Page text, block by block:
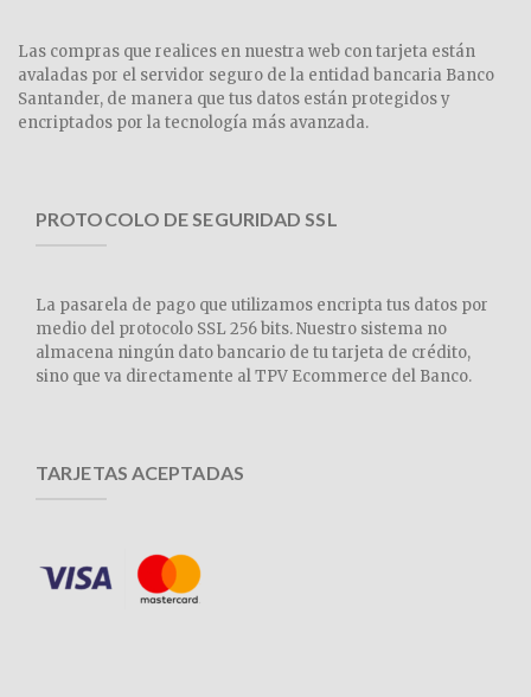
Las compras que realices en nuestra web con tarjeta están
avaladas por el servidor seguro de la entidad bancaria Banco
Santander, de manera que tus datos están protegidos y
encriptados por la tecnología más avanzada.
PROTOCOLO DE SEGURIDAD SSL
La pasarela de pago que utilizamos encripta tus datos por
medio del protocolo SSL 256 bits. Nuestro sistema no
almacena ningún dato bancario de tu tarjeta de crédito,
sino que va directamente al TPV Ecommerce del Banco.
TARJETAS ACEPTADAS